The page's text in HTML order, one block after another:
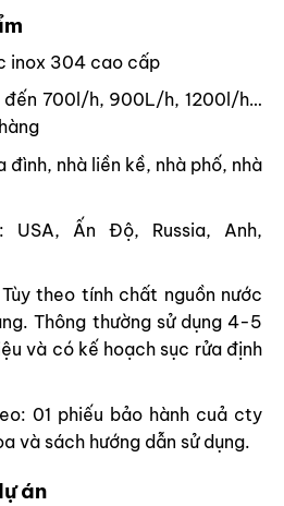
inox 304 cao cấp
đến 700l/h, 900L/h, 1200l/h…
đình, nhà liền kề, nhà phố, nhà
USA, Ấn Độ, Russia, Anh,
theo tính chất nguồn nước
Thông thường sử dụng 4-5
và có kế hoạch sục rửa định
01 phiếu bảo hành cuả cty
và sách hướng dẫn sử dụng.
án